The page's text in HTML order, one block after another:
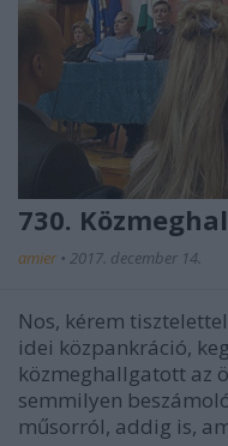
730.
amier • 2017. december 14.
Nos, kérem
idei közpankráció,
közmeghallgatott az
semmilyen
műsorról, addig is,